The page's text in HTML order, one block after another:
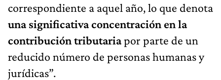
correspondiente a aquel año, lo que denota
una significativa concentración en la
contribución tributariapor parte de un
reducido número de personas humanas y
jurídicas”.